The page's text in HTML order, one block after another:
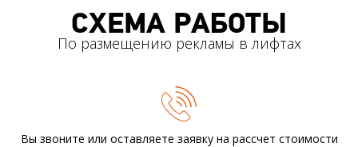
СХЕМА РАБОТЫ
По размещению рекламы в лифтах
Вы звоните или оставляете заявку на рассчет стоимости